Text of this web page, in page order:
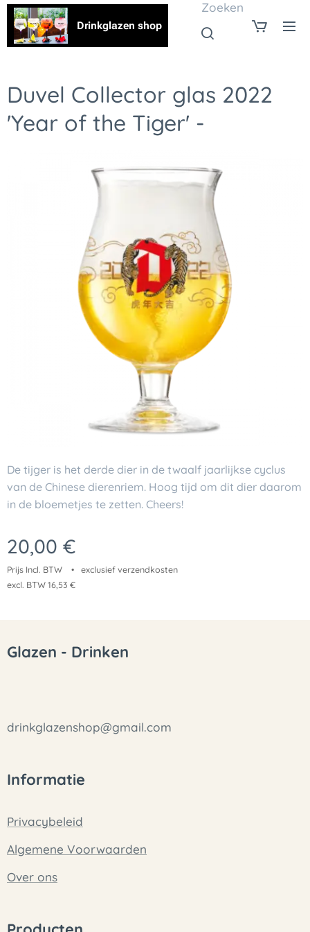
Drinkglazen shop
Zoeken
Duvel Collector glas 2022
'Year of the Tiger' -
De tijger is het derde dier in de twaalf jaarlijkse cyclus
van de Chinese dierenriem. Hoog tijd om dit dier daarom
in de bloemetjes te zetten. Cheers!
20,00 €
Prijs Incl. BTW
exclusief verzendkosten
excl. BTW 16,53 €
Glazen - Drinken
drinkglazenshop@gmail.com
Informatie
Privacybeleid
Algemene Voorwaarden
Over ons